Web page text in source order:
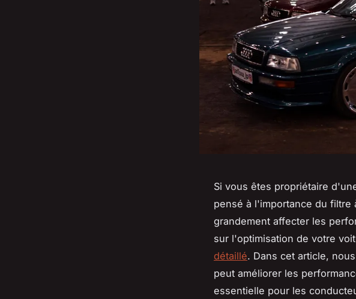
Si vous êtes propriétaire
pensé à l'importance du filtre
grandement affecter les
sur l'optimisation de votre
détaillé. Dans cet article,
peut améliorer les
essentielle pour les